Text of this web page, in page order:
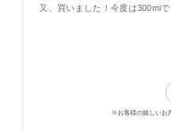
又、買いました！今度は300miで
※お客様の嬉しいお